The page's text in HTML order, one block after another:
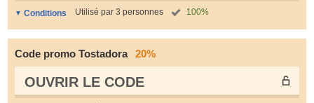
Conditions Utilisé par 3 personnes 100%
Code promo Tostadora 20%
OUVRIR LE СODE